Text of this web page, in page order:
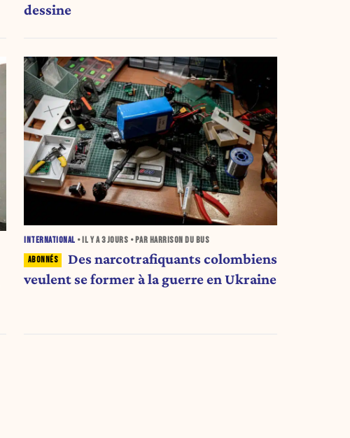
dessine
INTERNATIONAL • IL Y A3 JOURS • PAR HARRISON DU BUS
Des narcotrafiquants colombiens
veulent se former à la guerre en Ukraine